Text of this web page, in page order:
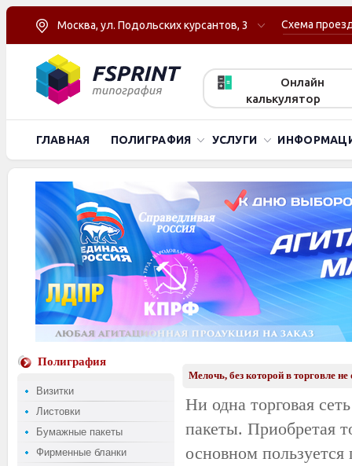
Москва, ул. Подольских курсантов, 3 Схема
Онлайн
калькулятор
ГЛАВНАЯ ПОЛИГРАФИЯ УСЛУГИ
Полиграфия
Визитки
Листовки
Бумажные пакеты
Фирменные бланки
Мелочь, без которой в торговле не
Ни одна торговая
пакеты. Приобретая
основном